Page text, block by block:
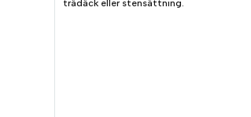
trädäck eller stensättning.